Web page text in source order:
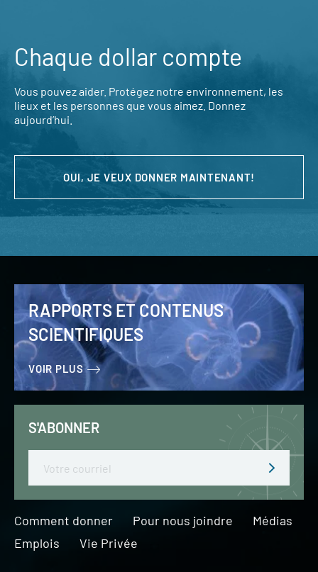
Chaque dollar compte
Vous pouvez aider. Protégez notre environnement, les
lieux et les personnes que vous aimez. Donnez
aujourd’hui.
OUI, JE VEUX DONNER MAINTENANT!
RAPPORTS ET CONTENUS
SCIENTIFIQUES
VOIR PLUS
S'ABONNER
Comment donner Pour nous joindre
Médias
Emplois
Vie Privée